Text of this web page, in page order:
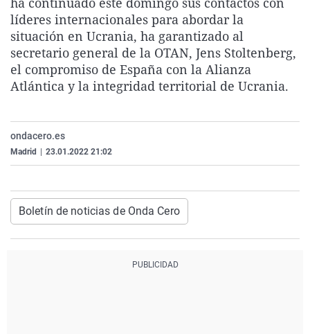
La rosa de los vientos
Gente viajera
Como el perro y el
Caso
Retornados
Equipo de
Operación Viuda
Extremadura
Galicia
La Rioja
Navarra
Virales
Televisión
Elecciones
líderes internacionales para abordar la
situación en Ucrania, ha garantizado al
secretario general de la OTAN, Jens Stoltenberg,
el compromiso de España con la Alianza
Atlántica y la integridad territorial de Ucrania.
ondacero.es
Madrid 23.01.2022 21:02
Boletín de noticias de Onda Cero